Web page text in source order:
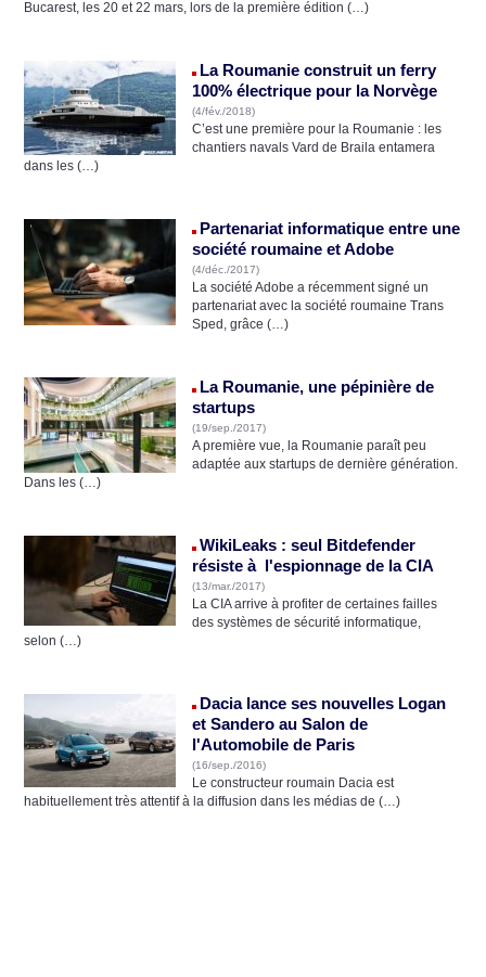
Bucarest, les 20 et 22 mars, lors de la première édition (…)
La Roumanie construit un ferry
100% électrique pour la Norvège
(4/fév./2018)
C’est une première pour la Roumanie : les
chantiers navals Vard de Braila entamera
dans les (…)
Partenariat informatique entre une
société roumaine et Adobe
(4/déc./2017)
La société Adobe a récemment signé un
partenariat avec la société roumaine Trans
Sped, grâce (…)
La Roumanie, une pépinière de
startups
(19/sep./2017)
A première vue, la Roumanie paraît peu
adaptée aux startups de dernière génération.
Dans les (…)
WikiLeaks : seul Bitdefender
résiste à l'espionnage de la CIA
(13/mar./2017)
La CIA arrive à profiter de certaines failles
des systèmes de sécurité informatique,
selon (…)
Dacia lance ses nouvelles Logan
et Sandero au Salon de
l'Automobile de Paris
(16/sep./2016)
Le constructeur roumain Dacia est
habituellement très attentif à la diffusion dans les médias de (…)